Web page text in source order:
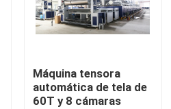
Máquina tensora
automática de tela de
60T y 8 cámaras